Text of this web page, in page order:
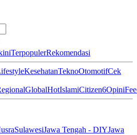
TerpopulerRekomendasi
KesehatanTeknoOtomotifCek
GlobalHotIslamiCitizen6Opini
SulawesiJawa Tengah - DIYJawa